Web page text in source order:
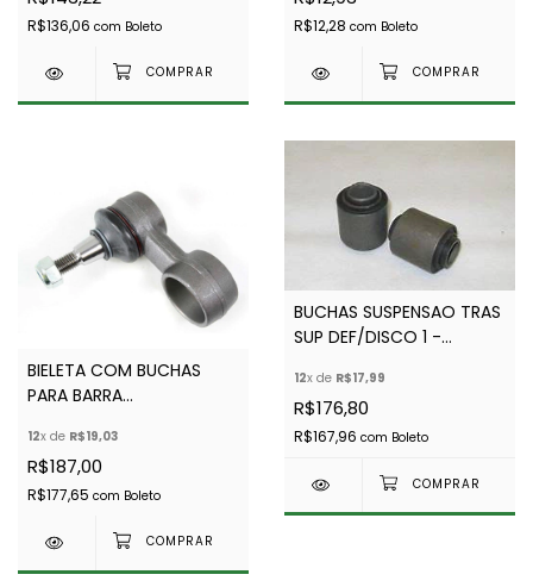
R$136,06 com Boleto R$12,28 com Boleto
BIELETA COM BUCHAS
PARA BARRA
DIANTEIRA E TRASEIRA
DEFENDER (TODOS) E D1
(TODAS) - EURO
12x de R$19,03
R$187,00
R$177,65 com Boleto
BUCHAS SUSPENSAO TRAS
SUP DEF/DISCO 1 -
EURO -NTC1773
12x de R$17,99
R$176,80
R$167,96 com Boleto